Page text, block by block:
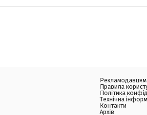
Рекламодавцям
Правила
Політика
Технічна
Контакти
Архів